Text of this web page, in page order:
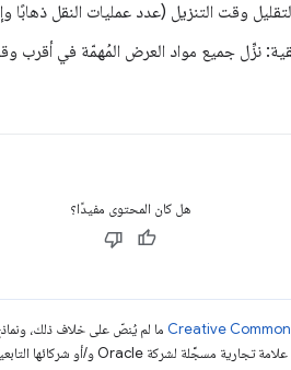
وقت التنزيل (عدد عمليات النقل ذهابًا
نزِّل جميع مواد العرض المُهمّة في أقرب
هل كان المحتوى مفيدًا؟
ما لم يُنصّ على خلاف ذلك،